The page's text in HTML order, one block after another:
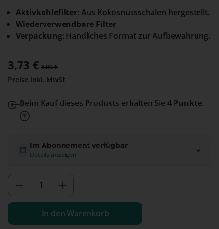
Aktivkohlefilter: Aus Kokosnussschalen hergestellt.
Wiederverwendbare Filter
Verpackung: Handliches Format zur Aufbewahrung.
Verkaufspreis:
3,73 € Regulärer Preis:
6,00 €
Preise inkl. MwSt.
Beim Kauf dieses Produkts erhalten Sie 4 Punkte.
Im Abonnement verfügbar
Details anzeigen
Produkt Anzahl: Gib den
In den Warenkorb